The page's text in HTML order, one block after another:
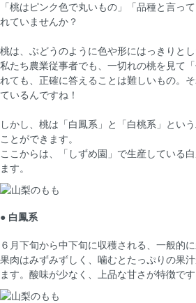
「桃はピンク色で丸いもの」「品種と言っ
れていませんか？
桃は、ぶどうのように色や形にはっきりとし
私たち農業従事者でも、一切れの桃を見て
れても、正確に答えることは難しいもの。
ているんですね！
しかし、桃は「白鳳系」と「白桃系」とい
ことができます。
ここからは、「しずめ園」で生産している
ます。
● 白鳳系
６月下旬から中下旬に収穫される、一般的
果肉はみずみずしく、噛むとたっぷりの果
ます。酸味が少なく、上品な甘さが特徴です